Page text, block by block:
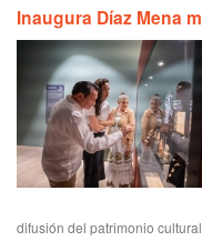
Inaugura Díaz Mena
difusión del patrimonio